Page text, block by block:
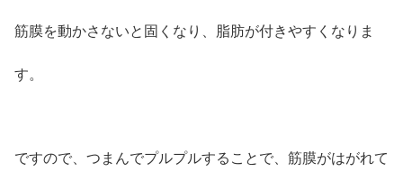
筋膜を動かさないと固くなり、脂肪が付きやすくなりま
す。
ですので、つまんでプルプルすることで、筋膜がはがれて